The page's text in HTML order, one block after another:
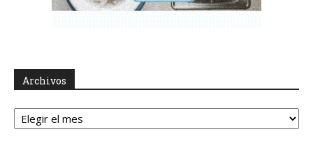
Archivos
Archivos